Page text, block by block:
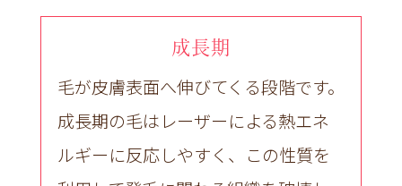
成長期
毛が皮膚表面へ伸びてくる段階です。
成長期の毛はレーザーによる熱エネ
ルギーに反応しやすく、この性質を